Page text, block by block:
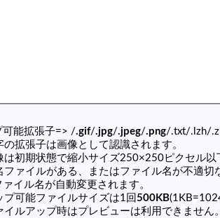
可能拡張子=> /.gif/.jpg/.jpeg/.png/.txt/.lzh/
の拡張子は画像として認識されます。
は初期状態で縮小サイズ250×250ピクセル以
ファイルがある、またはファイル名が不適切
ル名が自動変更されます。
プ可能ファイルサイズは1回 500KB
イルアップ時はプレビューは利用できません